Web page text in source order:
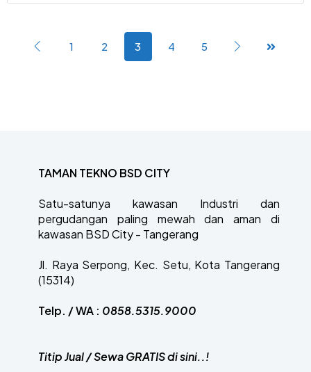
1 2 3 4 5
TAMAN TEKNO BSD CITY
Satu-satunya kawasan Industri dan
pergudangan paling mewah dan aman di
kawasan BSD City - Tangerang
Jl. Raya Serpong, Kec. Setu, Kota Tangerang
(15314)
Telp. / WA : 0858.5315.9000
Titip Jual / Sewa GRATIS di sini..!